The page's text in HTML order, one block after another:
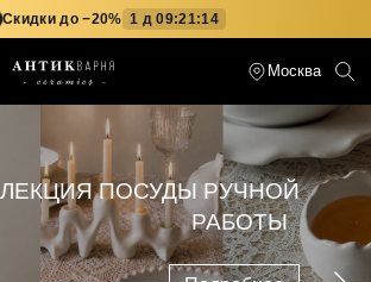
Скидки до −20% 1 д 09:21:13
Москва
СОБЕРИ СВОЙ СЕРВИЗ
Подробнее